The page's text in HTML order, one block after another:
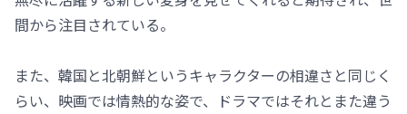
間から注目されている。
また、韓国と北朝鮮というキャラクターの相違さと同じく
らい、映画では情熱的な姿で、ドラマではそれとまた違う